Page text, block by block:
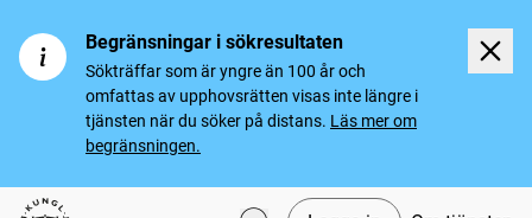
Begränsningar i sökresultaten
Sökträffar som är yngre än 100 år och
omfattas av upphovsrätten visas inte längre i
tjänsten när du söker på distans. Läs mer om
begränsningen.